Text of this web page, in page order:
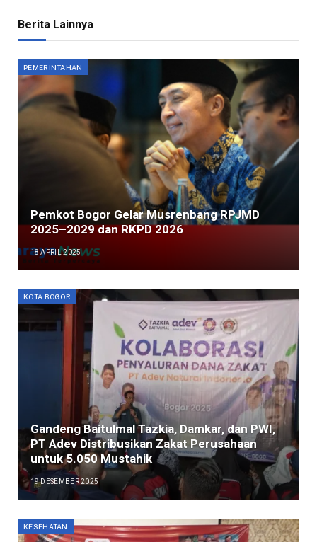
Berita Lainnya
PEMERINTAHAN
Pemkot Bogor Gelar Musrenbang RPJMD
2025–2029 dan RKPD 2026
18 APRIL 2025
KOTA BOGOR
Gandeng Baitulmal Tazkia, Damkar, dan PWI,
PT Adev Distribusikan Zakat Perusahaan
untuk 5.050 Mustahik
19 DESEMBER 2025
KESEHATAN